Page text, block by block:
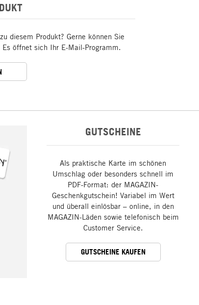
diesem Produkt? Gerne können Sie
öffnet sich Ihr E-Mail-Programm.
GUTSCHEINE
Als praktische Karte im schönen
Umschlag oder besonders schnell im
PDF-Format: der MAGAZIN-
Geschenkgutschein! Variabel im Wert
und überall einlösbar – online, in den
MAGAZIN-Läden sowie telefonisch beim
Customer Service.
GUTSCHEINE KAUFEN